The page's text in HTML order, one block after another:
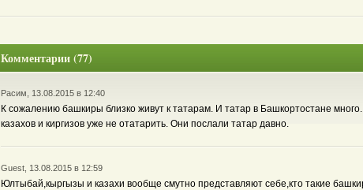
Комментарии (77)
Расим, 13.08.2015 в 12:40
К сожалению башкиры близко живут к татарам. И татар в Башкортостане
казахов и киргизов уже не отатарить. Они послали татар давно.
Guest, 13.08.2015 в 12:59
Юлтыбай,кыргызы и казахи вообще смутно представляют себе,кто такие